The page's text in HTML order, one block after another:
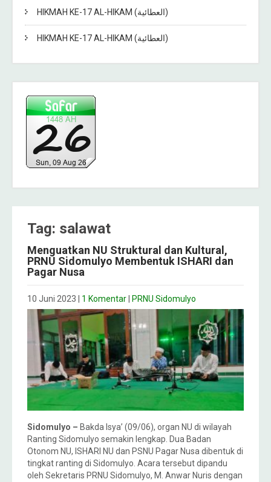
HIKMAH KE-17 AL-HIKAM (العطائية)
HIKMAH KE-17 AL-HIKAM (العطائية)
Tag: salawat
Menguatkan NU Struktural dan Kultural,
PRNU Sidomulyo Membentuk ISHARI dan
Pagar Nusa
10 Juni 2023 1 Komentar PRNU Sidomulyo
Sidomulyo – Bakda Isya’ (09/06), organ NU di wilayah
Ranting Sidomulyo semakin lengkap. Dua Badan
Otonom NU, ISHARI NU dan PSNU Pagar Nusa dibentuk di
tingkat ranting di Sidomulyo. Acara tersebut dipandu
oleh Sekretaris PRNU Sidomulyo, M. Anwar Nuris dengan